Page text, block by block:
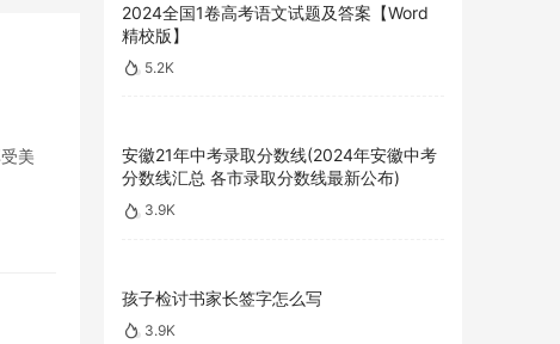
美
2024全国1卷高考语文试题及答案【Word
精校版】
5.2K
安徽21年中考录取分数线(2024年安徽中考
分数线汇总 各市录取分数线最新公布)
3.9K
孩子检讨书家长签字怎么写
3.9K